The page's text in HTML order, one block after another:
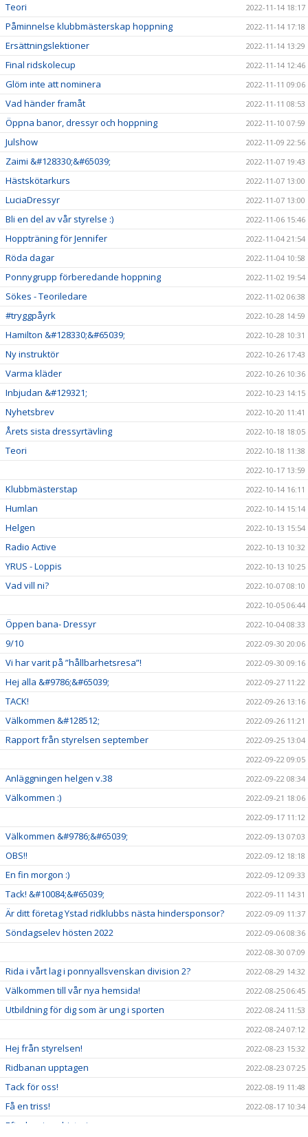
Teori 2022-11-14 18:17
Påminnelse klubbmästerskap hoppning 2022-11-14 17:18
Ersättningslektioner 2022-11-14 13:29
Final ridskolecup 2022-11-14 12:46
Glöm inte att nominera 2022-11-11 09:06
Vad händer framåt 2022-11-11 08:53
Öppna banor, dressyr och hoppning 2022-11-10 07:59
Julshow 2022-11-09 22:56
Zaimi &#128330;&#65039; 2022-11-07 19:43
Hästskötarkurs 2022-11-07 13:00
LuciaDressyr 2022-11-07 13:00
Bli en del av vår styrelse :) 2022-11-06 15:46
Hoppträning för Jennifer 2022-11-04 21:54
Röda dagar 2022-11-04 10:58
Ponnygrupp förberedande hoppning 2022-11-02 19:54
Sökes - Teoriledare 2022-11-02 06:38
#tryggpåyrk 2022-10-28 14:59
Hamilton &#128330;&#65039; 2022-10-28 10:31
Ny instruktör 2022-10-26 17:43
Varma kläder 2022-10-26 10:36
Inbjudan &#129321; 2022-10-23 14:15
Nyhetsbrev 2022-10-20 11:41
Årets sista dressyrtävling 2022-10-18 18:05
Teori
2022-10-18 11:38
2022-10-17 13:59
Klubbmästerstap 2022-10-14 16:11
Humlan 2022-10-14 15:14
Helgen 2022-10-13 15:54
Radio Active 2022-10-13 10:32
YRUS - Loppis 2022-10-13 10:25
Vad vill ni?
2022-10-07 08:10
2022-10-05 06:44
Öppen bana- Dressyr 2022-10-04 08:33
9/10 2022-09-30 20:06
Vi har varit på ”hållbarhetsresa”! 2022-09-30 09:16
Hej alla &#9786;&#65039; 2022-09-27 11:22
TACK! 2022-09-26 13:16
Välkommen &#128512; 2022-09-26 11:21
Rapport från styrelsen september
2022-09-25 13:04
2022-09-22 09:05
Anläggningen helgen v.38 2022-09-22 08:34
Välkommen :)
2022-09-21 18:06
2022-09-17 11:12
Välkommen &#9786;&#65039; 2022-09-13 07:03
OBS!! 2022-09-12 18:18
En fin morgon :) 2022-09-12 09:33
Tack! &#10084;&#65039; 2022-09-11 14:31
Är ditt företag Ystad ridklubbs nästa hindersponsor? 2022-09-09 11:37
Söndagselev hösten 2022
2022-09-06 08:36
2022-08-30 07:09
Rida i vårt lag i ponnyallsvenskan division 2? 2022-08-29 14:32
Välkommen till vår nya hemsida! 2022-08-25 06:45
Utbildning för dig som är ung i sporten
2022-08-24 11:53
2022-08-24 07:12
Hej från styrelsen! 2022-08-23 15:32
Ridbanan upptagen 2022-08-23 07:25
Tack för oss! 2022-08-19 11:48
Få en triss! 2022-08-17 10:34
Efterlysning - historia